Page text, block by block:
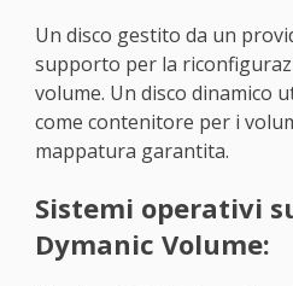
Un disco gestito da un
supporto per la
volume. Un disco dinamico
come contenitore per i
mappatura garantita.
Sistemi operativi
Dymanic Volume: